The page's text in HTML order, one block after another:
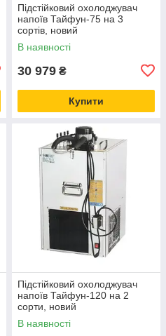
Підстійковий охолоджувач
напоїв Тайфун-75 на 3
сортів, новий
В наявності
30 979 ₴
Купити
Підстійковий охолоджувач
напоїв Тайфун-120 на 2
сорти, новий
В наявності